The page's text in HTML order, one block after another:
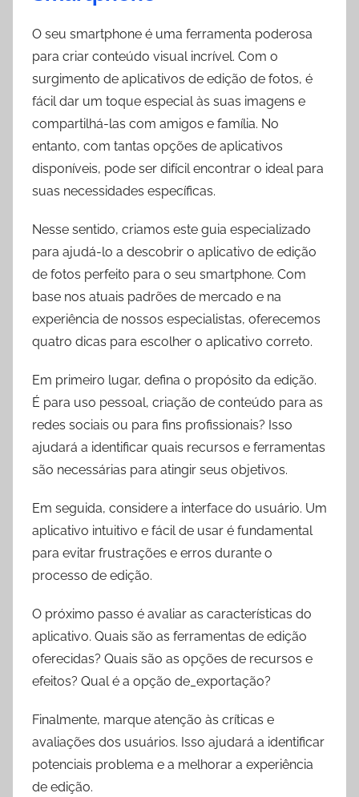
O seu smartphone é uma ferramenta poderosa
para criar conteúdo visual incrível. Com o
surgimento de aplicativos de edição de fotos, é
fácil dar um toque especial às suas imagens e
compartilhá-las com amigos e família. No
entanto, com tantas opções de aplicativos
disponíveis, pode ser difícil encontrar o ideal para
suas necessidades específicas.
Nesse sentido, criamos este guia especializado
para ajudá-lo a descobrir o aplicativo de edição
de fotos perfeito para o seu smartphone. Com
base nos atuais padrões de mercado e na
experiência de nossos especialistas, oferecemos
quatro dicas para escolher o aplicativo correto.
Em primeiro lugar, defina o propósito da edição.
É para uso pessoal, criação de conteúdo para as
redes sociais ou para fins profissionais? Isso
ajudará a identificar quais recursos e ferramentas
são necessárias para atingir seus objetivos.
Em seguida, considere a interface do usuário. Um
aplicativo intuitivo e fácil de usar é fundamental
para evitar frustrações e erros durante o
processo de edição.
O próximo passo é avaliar as características do
aplicativo. Quais são as ferramentas de edição
oferecidas? Quais são as opções de recursos e
efeitos? Qual é a opção de_exportação?
Finalmente, marque atenção às críticas e
avaliações dos usuários. Isso ajudará a identificar
potenciais problema e a melhorar a experiência
de edição.